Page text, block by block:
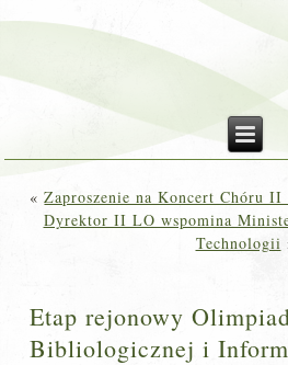
«Zaproszenie na Koncert Chóru II
Dyrektor II LO wspomina
Technologii
Etap rejonowy
Bibliologicznej i